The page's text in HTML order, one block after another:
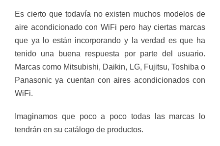
Es cierto que todavía no existen muchos modelos de
aire acondicionado con WiFi pero hay ciertas marcas
que ya lo están incorporando y la verdad es que ha
tenido una buena respuesta por parte del usuario.
Marcas como Mitsubishi, Daikin, LG, Fujitsu, Toshiba o
Panasonic ya cuentan con aires acondicionados con
WiFi.
Imaginamos que poco a poco todas las marcas lo
tendrán en su catálogo de productos.